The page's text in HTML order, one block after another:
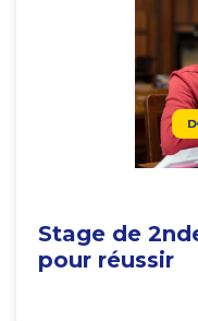
Stage de
pour réussir